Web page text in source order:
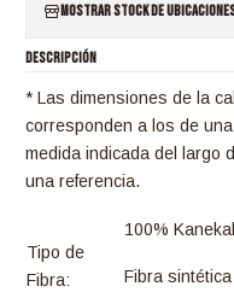
Mostrar stock de
DESCRIPCIÓN
* Las dimensiones de la
corresponden a los de
medida indicada del largo
una referencia.
Tipo de
Fibra:
100%
Fibra